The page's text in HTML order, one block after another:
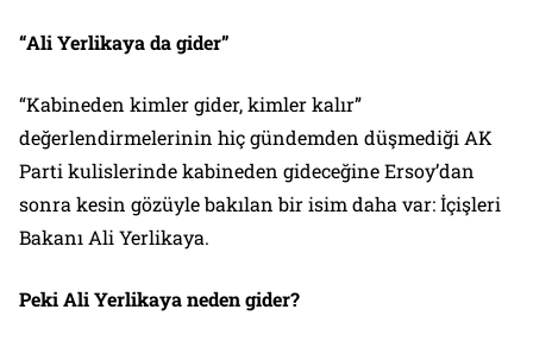
“Ali Yerlikaya da gider”
“Kabineden kimler gider, kimler kalır”
değerlendirmelerinin hiç gündemden düşmediği AK
Parti kulislerinde kabineden gideceğine Ersoy’dan
sonra kesin gözüyle bakılan bir isim daha var: İçişleri
Bakanı Ali Yerlikaya.
Peki Ali Yerlikaya neden gider?